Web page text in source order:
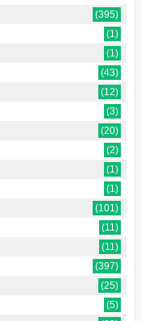
(395)
(1)
(1)
(43)
(12)
(3)
(20)
(2)
(1)
(1)
(101)
(11)
(11)
(397)
(25)
(5)